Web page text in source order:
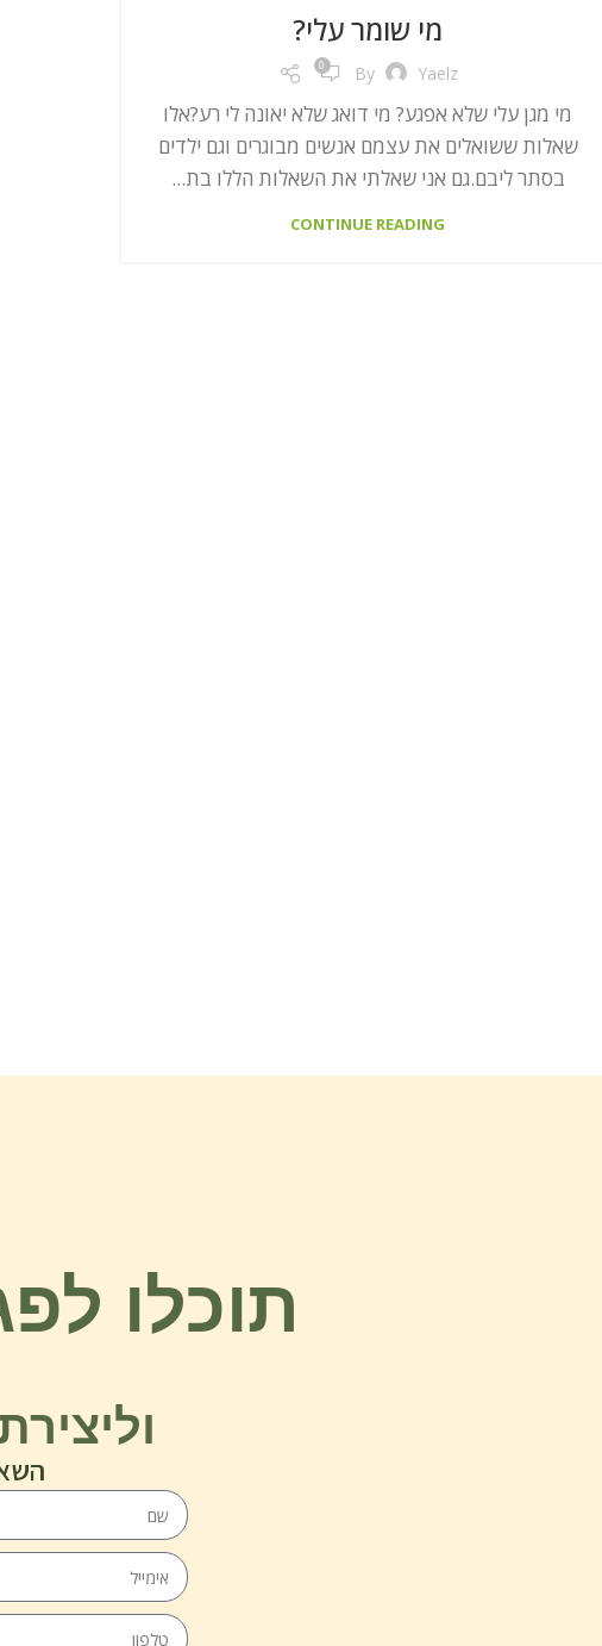
מי שומר עלי?
By Yaelz
0
מי מגן עלי שלא אפגע? מי דואג שלא יאונה לי רע?אלו
שאלות ששואלים את עצמם אנשים מבוגרים וגם ילדים
בסתר ליבם.גם אני שאלתי את השאלות הללו בת...
CONTINUE READING
תוכלו